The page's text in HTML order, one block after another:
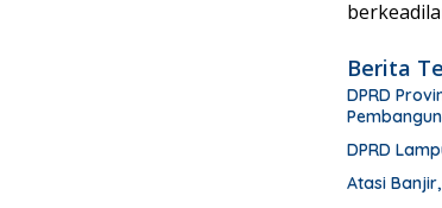
Berita
DPRD
DPRD
Atasi